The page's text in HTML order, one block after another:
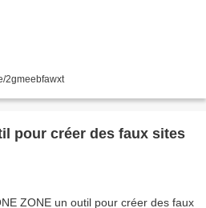
2gmeebfawxt
pour créer des faux sites